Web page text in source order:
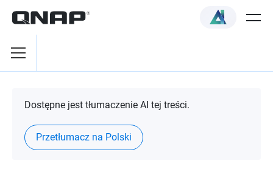
Dostępne jest tłumaczenie AI tej treści.
Przetłumacz na Polski